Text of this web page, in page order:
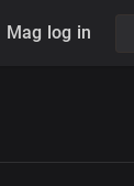
Mag log in